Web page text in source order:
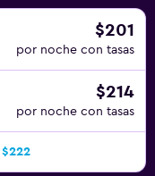
$201
por noche con tasas
$214
por noche con tasas